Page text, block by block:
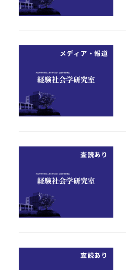
メディア・報道
査読あり
査読あり